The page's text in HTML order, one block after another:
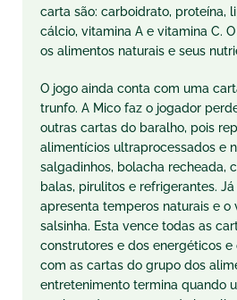
carta são: carboidrato, proteína,
cálcio, vitamina A e vitamina C.
os alimentos naturais e seus
O jogo ainda conta com uma
trunfo. A Mico faz o jogador
outras cartas do baralho, pois
alimentícios ultraprocessados e
salgadinhos, bolacha recheada,
balas, pirulitos e refrigerantes.
apresenta temperos naturais e o
salsinha. Esta vence todas as
construtores e dos energéticos
com as cartas do grupo dos
entretenimento termina quando